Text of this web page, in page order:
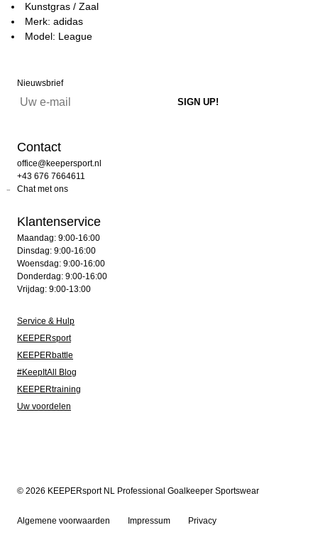
Kunstgras / Zaal
Merk: adidas
Model: League
Nieuwsbrief
Contact
office@keepersport.nl
+43 676 7664611
Chat met ons
Klantenservice
Maandag: 9:00-16:00
Dinsdag: 9:00-16:00
Woensdag: 9:00-16:00
Donderdag: 9:00-16:00
Vrijdag: 9:00-13:00
Service & Hulp
KEEPERsport
KEEPERbattle
#KeepItAll Blog
KEEPERtraining
Uw voordelen
© 2026 KEEPERsport NL Professional Goalkeeper Sportswear
Algemene voorwaarden Impressum Privacy